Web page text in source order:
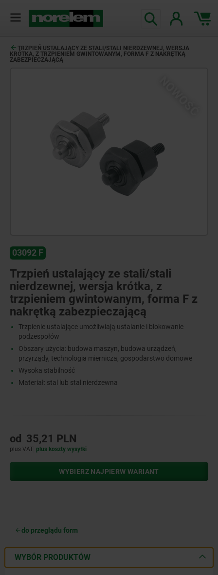
TRZPIEŃ USTALAJĄCY ZE STALI/STALI NIERDZEWNEJ, WERSJA
KRÓTKA, Z TRZPIENIEM GWINTOWANYM, FORMA F Z NAKRĘTKĄ
ZABEZPIECZAJĄCĄ
03092 F
Trzpień ustalający ze stali/stali
nierdzewnej, wersja krótka, z
trzpieniem gwintowanym, forma F z
nakrętką zabezpieczającą
Trzpienie ustalające umożliwiają ustalanie i blokowanie
podzespołów
Obszary użycia: budowa maszyn, budowa urządzeń,
przyrządy, technologia miernicza, gospodarstwo domowe
Wysoka stabilność
Materiał: stal lub stal nierdzewna
od 35,21 PLN
plus VAT plus koszty wysyłki
WYBIERZ NAJPIERW WARIANT
do przeglądu form
WYBÓR PRODUKTÓW